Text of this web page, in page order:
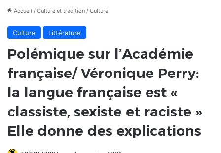
Accueil / Culture et tradition / Culture
Culture Littérature
Polémique sur l’Académie
française/ Véronique Perry:
la langue française est «
classiste, sexiste et raciste »
Elle donne des explications